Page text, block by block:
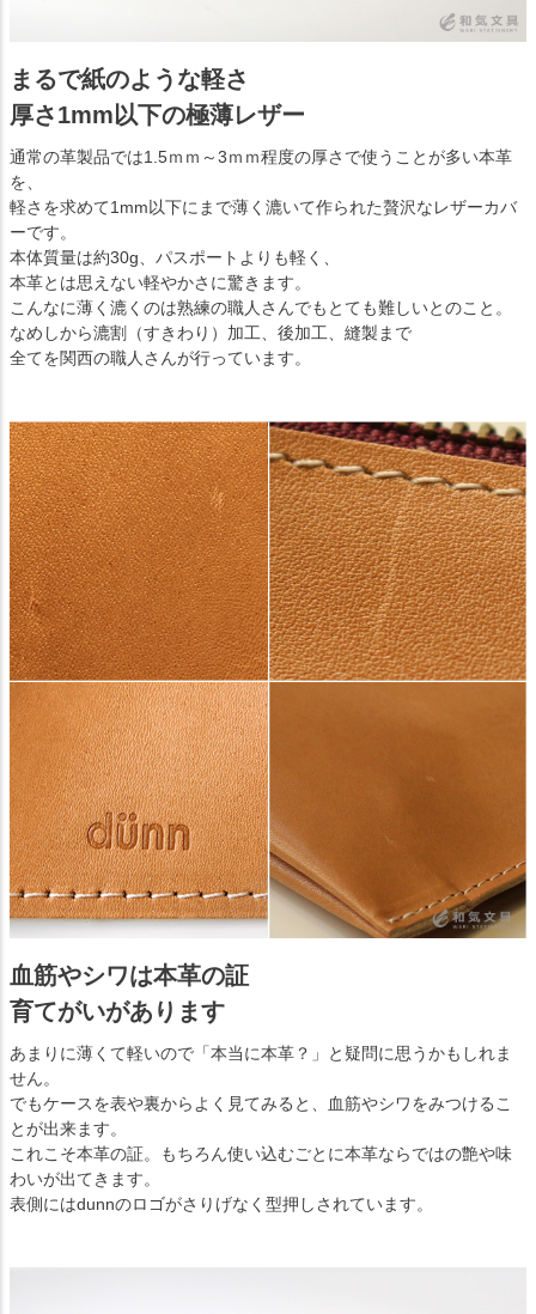
まるで紙のような軽さ
厚さ1mm以下の極薄レザー
通常の革製品では1.5ｍｍ～3ｍｍ程度の厚さで使うことが多い本革
を、
軽さを求めて1mm以下にまで薄く漉いて作られた贅沢なレザーカバ
ーです。
本体質量は約30g、パスポートよりも軽く、
本革とは思えない軽やかさに驚きます。
こんなに薄く漉くのは熟練の職人さんでもとても難しいとのこと。
なめしから漉割（すきわり）加工、後加工、縫製まで
全てを関西の職人さんが行っています。
血筋やシワは本革の証
育てがいがあります
あまりに薄くて軽いので「本当に本革？」と疑問に思うかもしれま
せん。
でもケースを表や裏からよく見てみると、血筋やシワをみつけるこ
とが出来ます。
これこそ本革の証。もちろん使い込むごとに本革ならではの艶や味
わいが出てきます。
表側にはdunnのロゴがさりげなく型押しされています。